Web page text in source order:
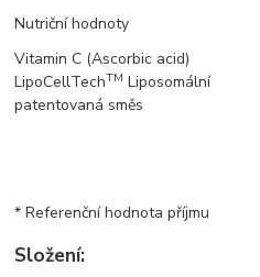
Nutriční hodnoty
Vitamin C (Ascorbic acid)
LipoCellTechTM Liposomální
patentovaná směs
* Referenční hodnota příjmu
Složení: